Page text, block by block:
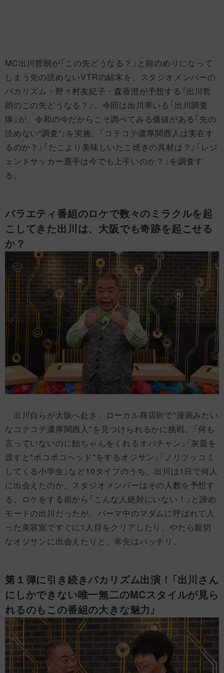
MC出川哲朗が「この先どうなる？」と前のめりになって
しまう先の読めないVTRの結末を、スタジオメンバーの
バカリズム・野々村友紀子・森香澄が予想する『​出川哲
朗のこの先どうなる？』​。今回は出川率いる「出川調査
隊」が、令和の今だからこそ調べてみる価値がある「先の
読めない“調査”」を実施。「コテコテ濃厚関西人は実在す
るのか？」「たこより美味しいたこ焼きの具材は？」「レジ
ェンドサッカー選手は今でも上手いのか？」を調査す
る。
バラエティ番組のロケで数々のミラクルを起
こしてきた出川は、大阪でも奇跡を起こせる
か？
出川自らが大阪へ赴き、ローカル商店街で"漫画みたい
なコテコテ濃厚関西人"を見つけられるかに挑戦。「何も
言っていないのに飴ちゃんをくれるオバチャン」「灰皿を
渡すと"ポコポコヘッド"をするオジサン」「ノリツッコミ
してくる小学生」など10タイプのうち、出川は1日で何人
に出会えたのか。スタジオメンバーはその人数を予想す
る。ロケをする前から「こんな人絶対にいない！」と諦め
モードの出川だったが、パーマ中のマダムに呼ばれて入
った美容室ですぐに1人目をクリアしたり、やたら親切
なオジサンに出会えたりと、幸先はバッチリ。
第１弾に引き続きバカリズム出演！「出川さん
にしかできない唯一無二のMCスタイルが見ら
れるのもこの番組の大きな魅力」